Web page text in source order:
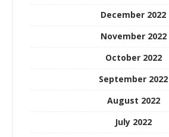
December 2022
November 2022
October 2022
September 2022
August 2022
July 2022